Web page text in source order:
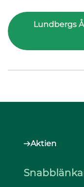
Lundbergs
Aktien